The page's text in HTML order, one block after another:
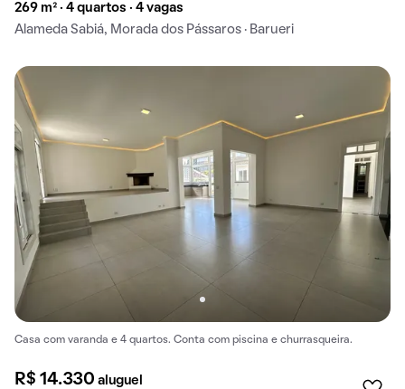
269 m² · 4 quartos · 4 vagas
Alameda Sabiá, Morada dos Pássaros · Barueri
Casa com varanda e 4 quartos. Conta com piscina e churrasqueira.
R$ 14.330aluguel